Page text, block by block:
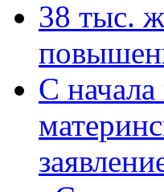
38 тыс.
С